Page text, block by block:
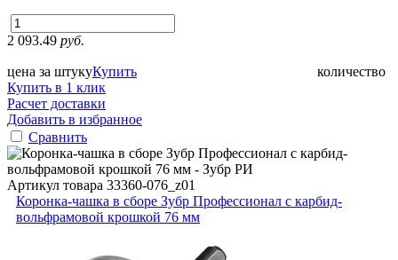
2 093.49 руб.
цена за штуку количество
Купить
Купить в 1 клик
Расчет доставки
Добавить в избранное
Сравнить
Артикул товара 33360-076_z01
Коронка-чашка в сборе Зубр Профессионал с карбид-
вольфрамовой крошкой 76 мм